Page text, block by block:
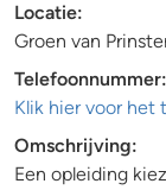
Locatie:
Groen van
Telefoonnummer:
Klik hier voor het
Omschrijving:
Een opleiding